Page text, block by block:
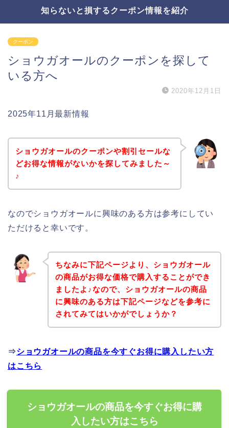
知らないと損するクーポン情報を紹介
クーポン
ショウガオールのクーポンを探して
いる方へ
2020年12月1日
2025年11月最新情報
ショウガオールのクーポンや割引セールな
どお得な情報がないかを探してみました～
♪
なのでショウガオールに興味のある方は参考にしてい
ただけると幸いです。
ちなみに下記ページより、ショウガオール
の商品がお得な価格で購入することができ
ましたよ♪なので、ショウガオールの商品
に興味のある方は下記ページなどを参考に
されてみてはいかがでしょうか？
⇒ショウガオールの商品を今すぐお得に購入したい方
はこちら
ショウガオールの商品を今すぐお得に購
入したい方はこちら